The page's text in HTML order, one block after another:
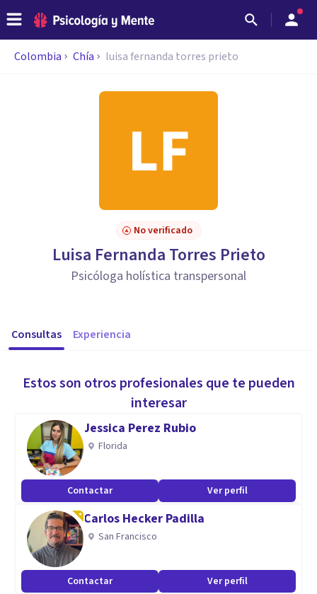
Colombia Chía luisa fernanda torres prieto
No verificado
Luisa Fernanda Torres Prieto
Psicóloga holística transpersonal
Consultas Experiencia
Estos son otros profesionales que te pueden
interesar
Jessica Perez Rubio
Florida
Contactar Ver perfil
Carlos Hecker Padilla
San Francisco
Contactar Ver perfil